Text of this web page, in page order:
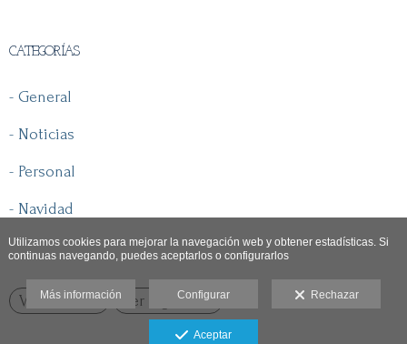
CATEGORÍAS
- General
- Noticias
- Personal
- Navidad
Ver anterior Ver siguiente
Utilizamos cookies para mejorar la navegación web y obtener estadísticas. Si
continuas navegando, puedes aceptarlos o configurarlos
Más información Configurar Rechazar
Aceptar